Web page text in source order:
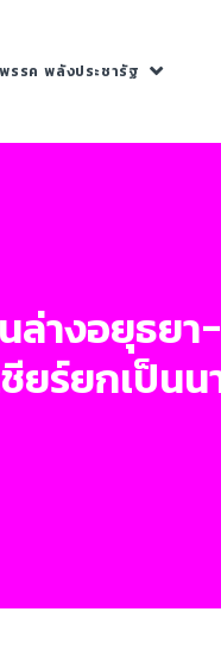
รรค พลังประชารัฐ
ล่างอยุธย
ยร์ยกเป็น